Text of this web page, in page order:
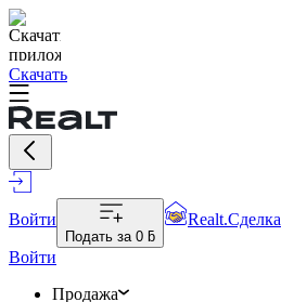
Скачать
Войти
Подать за 0 ƃ
Realt.Сделка
Войти
Продажа